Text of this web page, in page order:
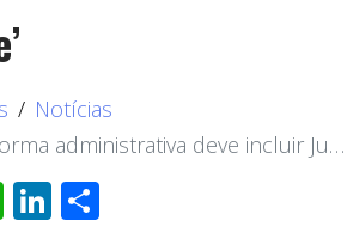
Notícias
deve incluir Judiciário e MP, mas só ‘daqui para frente’
WhatsApp
LinkedIn